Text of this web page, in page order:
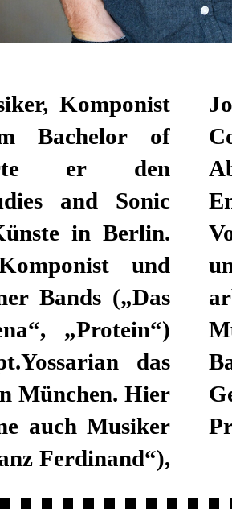
Komponist
Bachelor of
er den
and Sonic
in Berlin.
und
Bands („Das
„Protein“)
das
München. Hier
auch Musiker
Ferdinand“),
Manuel Da
ein und aus.
mit
Berlin,
Hannover
seit 2015
Seine
Glause, Brit
zusammen.
bildet er das